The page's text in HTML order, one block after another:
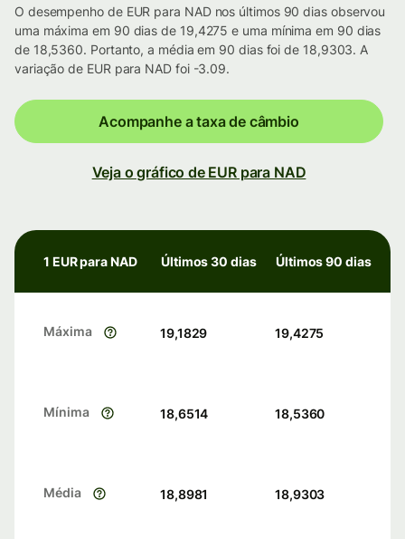
O desempenho de EUR para NAD nos últimos 90 dias observou
uma máxima em 90 dias de 19,4275 e uma mínima em 90 dias
de 18,5360. Portanto, a média em 90 dias foi de 18,9303. A
variação de EUR para NAD foi -3.09.
Acompanhe a taxa de câmbio
Veja o gráfico de EUR para NAD
1 EUR para NAD Últimos 30 dias Últimos 90 dias
Máxima 19,1829 19,4275
Mínima 18,6514 18,5360
Média 18,8981 18,9303